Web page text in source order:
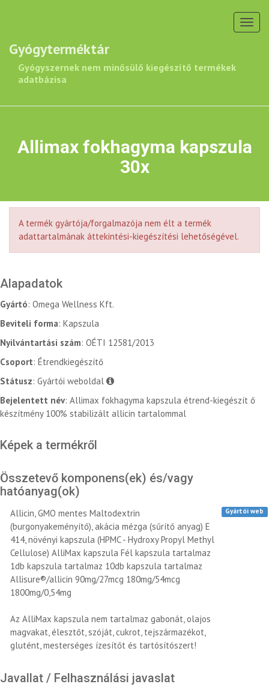
Gyógyterméktár
Gyógyszernek nem minősülő kiegészítő termékek
adatbázisa
Allimax fokhagyma kapszula
30x
A termék gyártója/forgalmazója nem élt a termék
adattartalmának áttekintési-kiegészítési lehetőségével.
Alapadatok
Gyártó: Omega Wellness Kft.
Beviteli forma: Kapszula
Nyilvántartási szám: OÉTI 12581/2013
Csoport: Étrendkiegészítő
Státusz: Gyártói weboldal
Bejelentett név: Allimax fokhagyma kapszula étrend-kiegészít ő
készítmény 100% stabilizált allicin tartalommal
Képek a termékről
Összetevő komponens(ek) és/vagy
hatóanyag(ok)
Allicin, GMO mentes Maltodextrin
(burgonyakeményítő), akácia mézga (sűrítő anyag) E
414, növényi kapszula (HPMC - Hydroxy Propyl Methyl
Cellulose) AlliMax kapszula Fél kapszula tartalmaz
1db kapszula tartalmaz 10db kapszula tartalmaz
Allisure®/allicin 90mg/27mcg 180mg/54mcg
1800mg/0,54mg
Az AlliMax kapszula nem tartalmaz gabonát, olajos
magvakat, élesztőt, szóját, cukrot, tejszármazékot,
glutént, mesterséges ízesítőt és tartósítószert!
Gyártói web
Javallat / Felhasználási javaslat